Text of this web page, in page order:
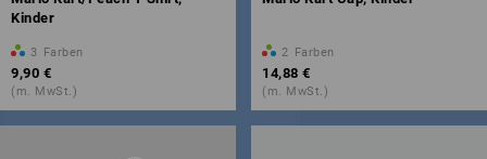
Kinder
3 Farben
9,90 €
(m. MwSt.)
2 Farben
14,88 €
(m. MwSt.)